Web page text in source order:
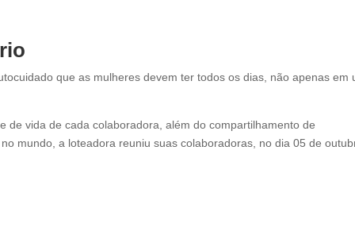
que as mulheres devem ter todos os dias, não apenas em
de vida de cada colaboradora, além do compartilhamento de
mundo, a loteadora reuniu suas colaboradoras, no dia 05 de